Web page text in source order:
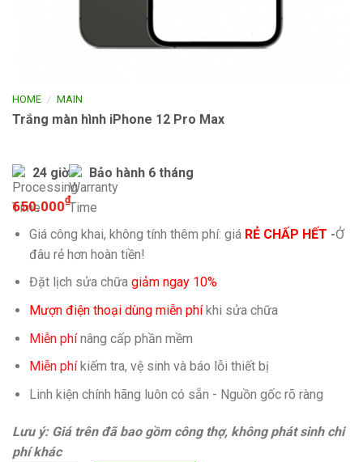
HOME / MAIN
Trắng màn hình iPhone 12 Pro Max
24 giờ Bảo hành 6 tháng
650.000₫
Giá công khai, không tính thêm phí: giá RẺ CHẤP HẾT -Ở
đâu rẻ hơn hoàn tiền!
Đặt lịch sửa chữa giảm ngay 10%
Mượn điện thoại dùng miễn phíkhi sửa chữa
Miễn phínâng cấp phần mềm
Miễn phíkiếm tra, vệ sinh và báo lỗi thiết bị
Linh kiện chính hãng luôn có sẵn - Nguồn gốc rõ ràng
Lưu ý: Giá trên đã bao gồm công thợ, không phát sinh chi
phí khác